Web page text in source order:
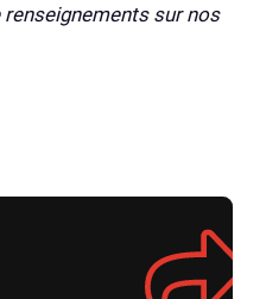
sur nos